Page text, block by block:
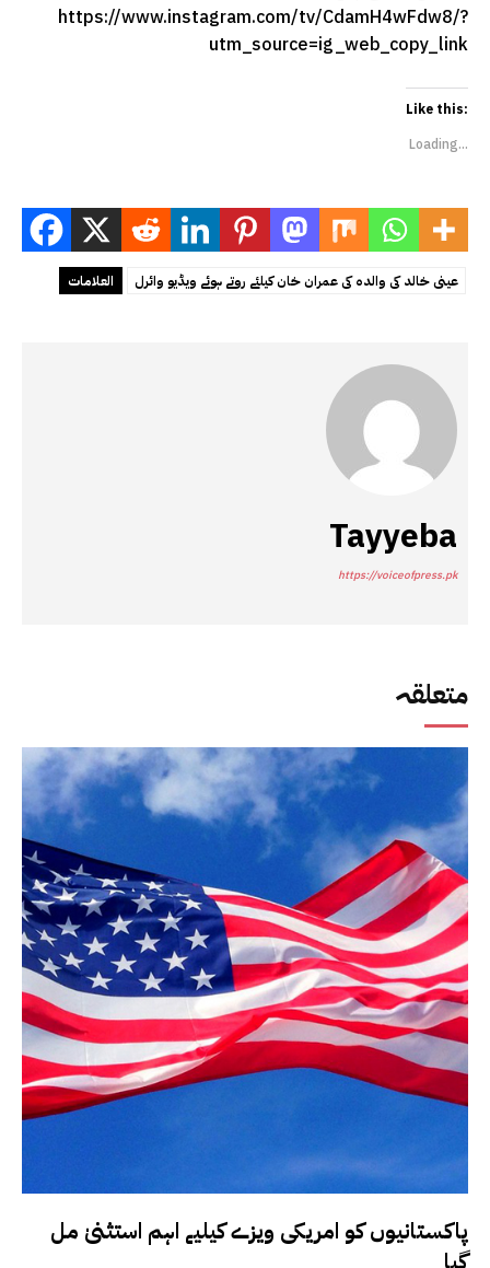
متعلقہ
پاکستانیوں کو امریکی ویزے کیلیے اہم استثنیٰ مل
گیا
https://www.instagram.com/tv/CdamH4wFdw8/?
utm_source=ig_web_copy_link
Like this:
Loading...
العلامات عینی خالد کی والدہ کی عمران خان کیلئے روتے ہوئے ویڈیو وائرل
Tayyeba
https://voiceofpress.pk